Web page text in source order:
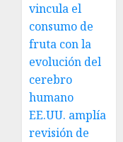
vincula el
consumo de
fruta con la
evolución del
cerebro
humano
EE.UU. amplía
revisión de